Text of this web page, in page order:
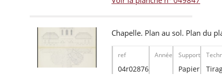
Chapelle. Plan au sol. Plan du
ref Année Support
04r02876 Papier